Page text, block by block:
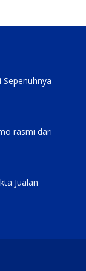
rasmi dari
Jualan